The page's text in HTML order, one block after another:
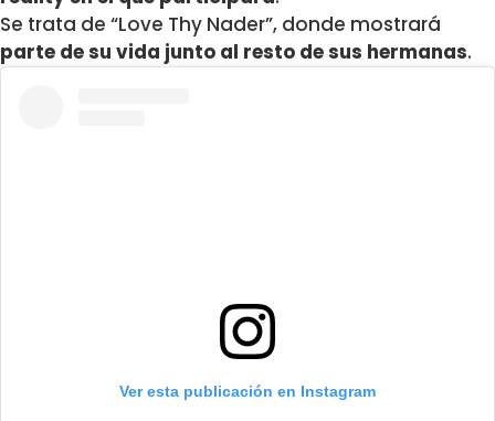
Se trata de “Love Thy Nader”, donde mostrará
parte de su vida junto al resto de sus hermanas.
Ver esta publicación en Instagram